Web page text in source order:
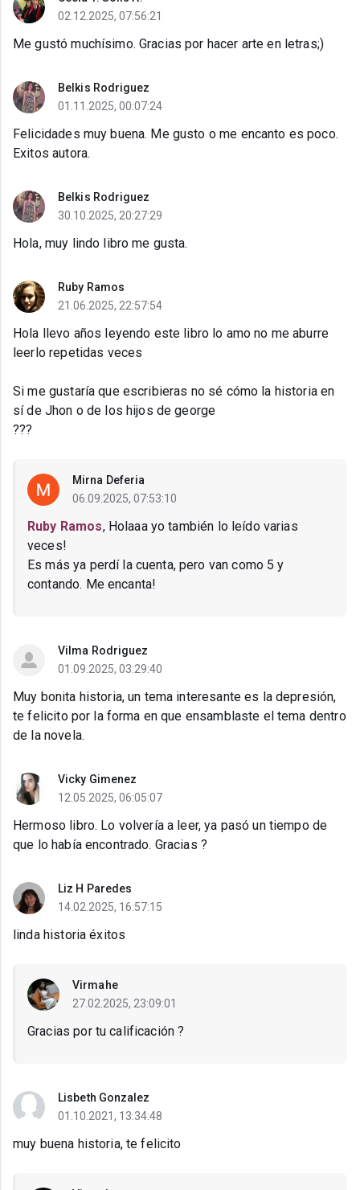
02.12.2025, 07:56:21
Me gustó muchísimo. Gracias por hacer arte en letras;)
Belkis Rodriguez
01.11.2025, 00:07:24
Felicidades muy buena. Me gusto o me encanto es poco.
Exitos autora.
Belkis Rodriguez
30.10.2025, 20:27:29
Hola, muy lindo libro me gusta.
Ruby Ramos
21.06.2025, 22:57:54
Hola llevo años leyendo este libro lo amo no me aburre
leerlo repetidas veces
Si me gustaría que escribieras no sé cómo la historia en
sí de Jhon o de los hijos de george
???
Mirna Deferia
06.09.2025, 07:53:10
Ruby Ramos, Holaaa yo también lo leído varias
veces!
Es más ya perdí la cuenta, pero van como 5 y
contando. Me encanta!
Vilma Rodriguez
01.09.2025, 03:29:40
Muy bonita historia, un tema interesante es la depresión,
te felicito por la forma en que ensamblaste el tema dentro
de la novela.
Vicky Gimenez
12.05.2025, 06:05:07
Hermoso libro. Lo volvería a leer, ya pasó un tiempo de
que lo había encontrado. Gracias ?
Liz H Paredes
14.02.2025, 16:57:15
linda historia éxitos
Virmahe
27.02.2025, 23:09:01
Gracias por tu calificación ?
Lisbeth Gonzalez
01.10.2021, 13:34:48
muy buena historia, te felicito